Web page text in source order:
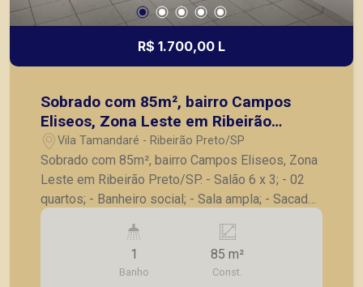
R$ 1.700,00 L
Sobrado com 85m², bairro Campos
Eliseos, Zona Leste em Ribeirão
Preto/SP.
Vila Tamandaré - Ribeirão Preto/SP
Sobrado com 85m², bairro Campos Eliseos, Zona
Leste em Ribeirão Preto/SP. - Salão 6 x 3; - 02
quartos; - Banheiro social; - Sala ampla; - Sacada;
- Cozinha. A Piramid tem como objetivo atender
seus clientes com agilidade e segurança, em
locação, vendas de imóveis prontos, usados ou
mesmo nos principais lançamentos da cidade de
1
Banho
85 m²
Const.